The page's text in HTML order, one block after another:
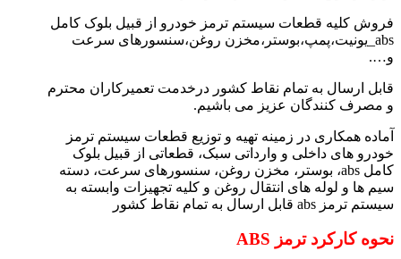
فروش کلیه قطعات سیستم ترمز خودرو از قبیل بلوک کامل
abs_یونیت،پمپ،بوستر،مخزن روغن،سنسورهای سرعت
و….
قابل ارسال به تمام نقاط کشور درخدمت تعمیرکاران محترم
و مصرف کنندگان عزیز می باشیم.
آماده همکاری در زمینه تهیه و توزیع قطعات سیستم ترمز
خودرو های داخلی و وارداتی سبک، قطعاتی از قبیل بلوک
کامل abs، بوستر، مخزن روغن، سنسورهای سرعت، دسته
سیم ها و لوله های انتقال روغن و کلیه تجهیزات وابسته به
سیستم ترمز abs قابل ارسال به تمام نقاط کشور
نحوه‌ کارکرد ترمز ABS